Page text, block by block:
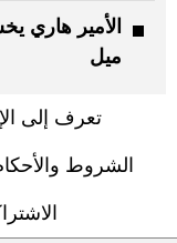
الأمير هاري
ميل
تعرف إلى
الشروط